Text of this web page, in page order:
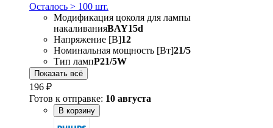
Осталось > 100 шт.
Модификация цоколя для лампы
накаливанияBAY15d
Напряжение [В]12
Номинальная мощность [Вт]21/5
Тип лампP21/5W
Показать всё
196 ₽
Готов к отправке: 10 августа
В корзину